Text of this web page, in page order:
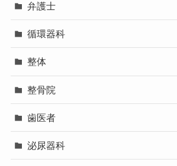
弁護士
循環器科
整体
整骨院
歯医者
泌尿器科